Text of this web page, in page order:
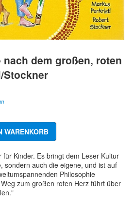
dem großen, roten
Stockner
für Kinder. Es bringt dem Leser Kultur
sondern auch die eigene, und ist auf
Philosophie
zum großen roten Herz führt über